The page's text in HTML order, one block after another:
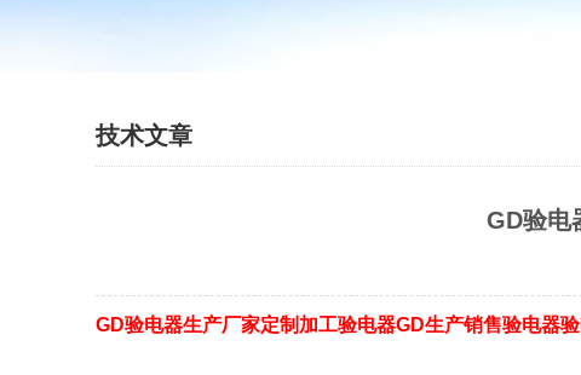
技术文章
GD验电
GD验电器生产厂家定制加工验电器GD生产销售验电器